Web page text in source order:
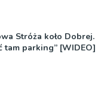
Stróża koło Dobrej.
tam parking” [WIDEO]